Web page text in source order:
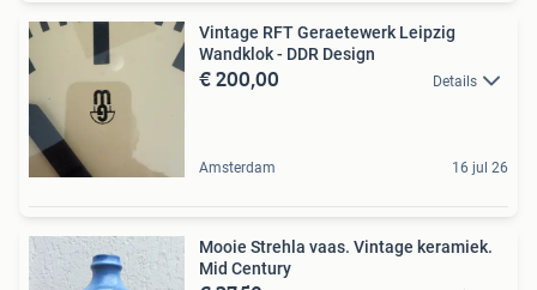
Vintage RFT Geraetewerk Leipzig
Wandklok - DDR Design
€ 200,00 Details
Amsterdam 16 jul 26
Mooie Strehla vaas. Vintage keramiek.
Mid Century